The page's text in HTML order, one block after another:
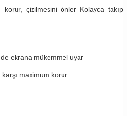
korur, çizilmesini önler Kolayca takıp
ekrana mükemmel uyar
maximum korur.